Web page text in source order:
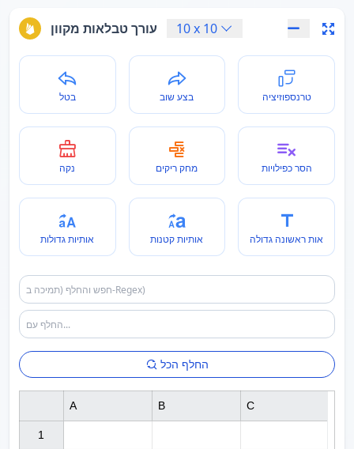
עורך טבלאות מקוון 10x 10
בטל בצע שוב טרנספוזיציה
נקה מחק ריקים הסר כפילויות
אותיות גדולות אותיות קטנות אות ראשונה גדולה
החלף הכל
1
A B C